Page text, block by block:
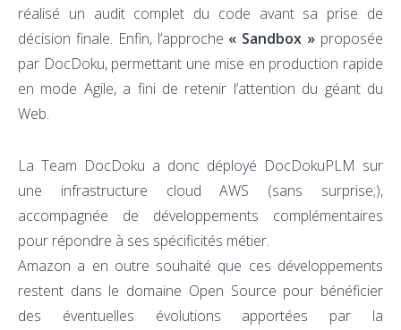
réalisé un audit complet du code avant sa prise de
décision finale. Enfin, l’approche « Sandbox » proposée
par DocDoku, permettant une mise en production rapide
en mode Agile, a fini de retenir l’attention du géant du
Web.
La Team DocDoku a donc déployé DocDokuPLM sur
une infrastructure cloud AWS (sans surprise;),
accompagnée de développements complémentaires
pour répondre à ses spécificités métier.
Amazon a en outre souhaité que ces développements
restent dans le domaine Open Source pour bénéficier
des éventuelles évolutions apportées par la